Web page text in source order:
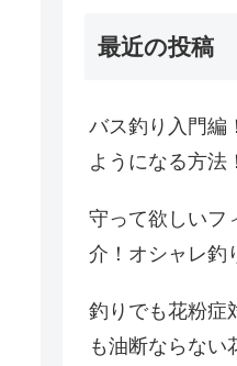
最近の投稿
バス釣り入門編
ようになる方法！
守って欲しいフ
介！オシャレ釣
釣りでも花粉症
も油断ならない